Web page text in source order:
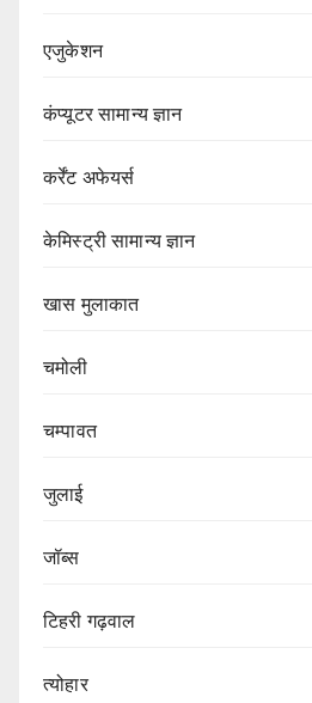
एजुकेशन
कंप्यूटर सामान्य ज्ञान
कर्रेंट अफेयर्स
केमिस्ट्री सामान्य ज्ञान
खास मुलाकात
चमोली
चम्पावत
जुलाई
जॉब्स
टिहरी गढ़वाल
त्योहार